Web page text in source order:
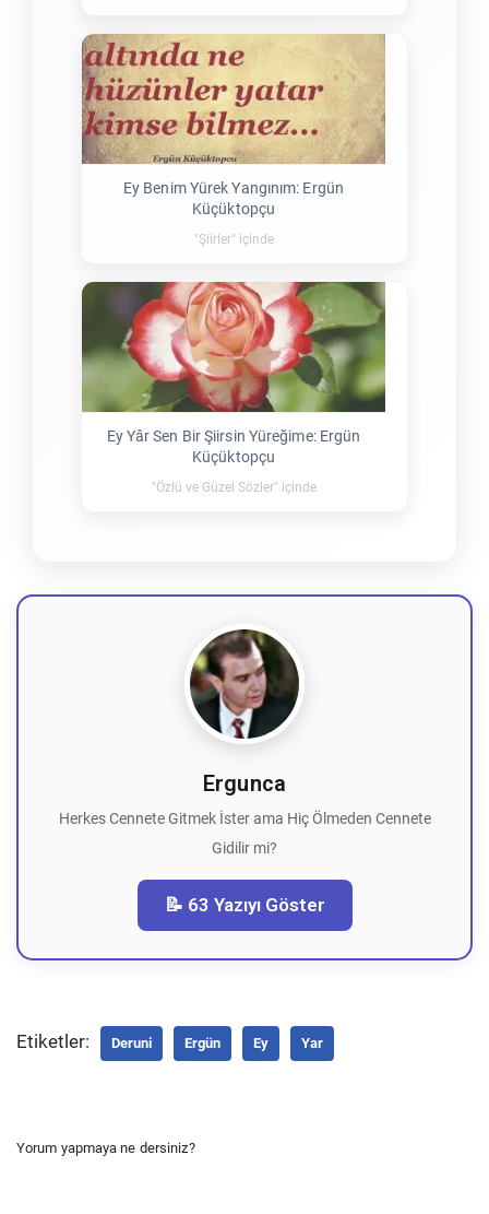
Ey Benim Yürek Yangınım: Ergün
Küçüktopçu
"Şiirler" içinde
Ey Yâr Sen Bir Şiirsin Yüreğime: Ergün
Küçüktopçu
"Özlü ve Güzel Sözler" içinde
Ergunca
Herkes Cennete Gitmek İster ama Hiç Ölmeden Cennete
Gidilir mi?
📝 63 Yazıyı Göster
Etiketler: Deruni Ergün Ey Yar
Yorum yapmaya ne dersiniz?